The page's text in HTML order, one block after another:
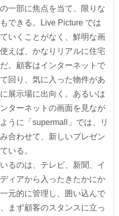
一部に焦点を当て、限りな
できる。Live Picture では
いくことがなく、鮮明な画
えば、かなりリアルに住宅
。顧客はインターネットで
回り、気に入った物件があ
展示場に出向く。あるいは
ターネットの画面を見なが
うに「supermall」では、リ
合わせて、新しいプレゼン
いる。
るのは、テレビ、新聞、イ
ィアから入ったきたかにか
元的に管理し、囲い込んで
まず顧客のスタンスに立っ